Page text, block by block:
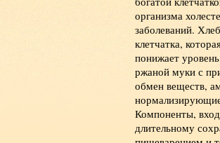
организма
заболеваний.
клетчатка,
понижает
ржаной муки с
обмен веществ,
Компоненты,
длительному